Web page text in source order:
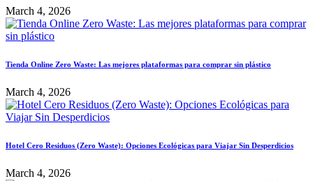
March 4, 2026
Tienda Online Zero Waste: Las mejores plataformas para comprar sin plástico
March 4, 2026
Hotel Cero Residuos (Zero Waste): Opciones Ecológicas para Viajar Sin Desperdicios
March 4, 2026